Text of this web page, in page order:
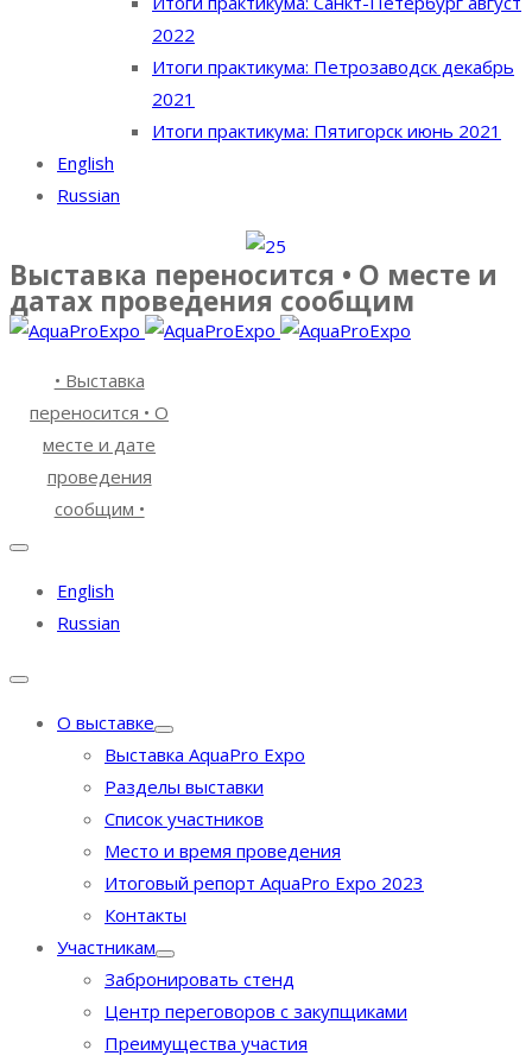
2022
Итоги практикума: Петрозаводск декабрь
2021
Итоги практикума: Пятигорск июнь 2021
English
Russian
Выставка переносится • О месте и
датах проведения сообщим
• Выставка
переносится • О
месте и дате
проведения
сообщим •
English
Russian
О выставке
Выставка AquaPro Expo
Разделы выставки
Список участников
Место и время проведения
Итоговый репорт AquaPro Expo 2023
Контакты
Участникам
Забронировать стенд
Центр переговоров с закупщиками
Преимущества участия